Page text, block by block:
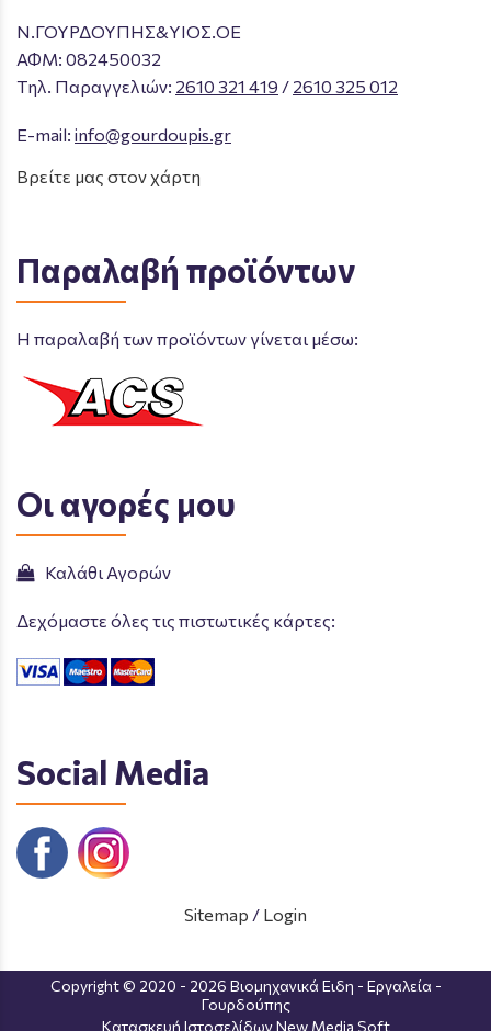
Ν.ΓΟΥΡΔΟΥΠΗΣ&ΥΙΟΣ.ΟΕ
ΑΦΜ: 082450032
Tηλ. Παραγγελιών: 2610 321 419 / 2610 325 012
E-mail: info@gourdoupis.gr
Βρείτε μας στον χάρτη
Παραλαβή προϊόντων
Η παραλαβή των προϊόντων γίνεται μέσω:
Οι αγορές μου
Καλάθι Αγορών
Δεχόμαστε όλες τις πιστωτικές κάρτες:
Social Media
Sitemap / Login
Copyright © 2020 - 2026 Βιομηχανικά Ειδη - Εργαλεία -
Γουρδούπης
Κατασκευή Ιστοσελίδων New Media Soft